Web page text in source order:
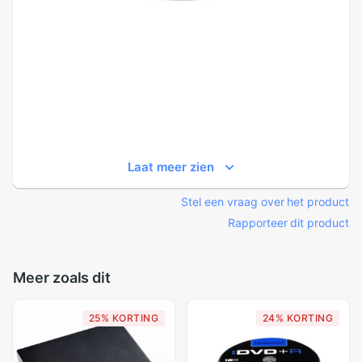
Laat meer zien
Stel een vraag over het product
Rapporteer dit product
Meer zoals dit
25% KORTING 24% KORTING